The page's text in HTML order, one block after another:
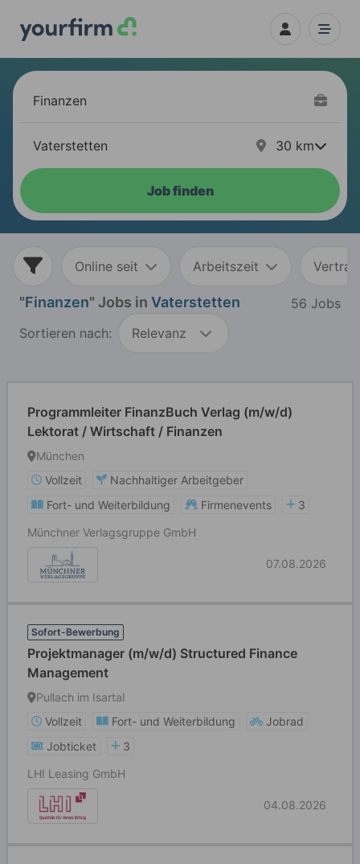
30 km
Job finden
Online seit Arbeitszeit
"Finanzen" Jobs in Vaterstetten
56 Jobs
Sortieren nach:
Relevanz
Programmleiter FinanzBuch Verlag (m/w/d)
Lektorat / Wirtschaft / Finanzen
München
Vollzeit
Nachhaltiger Arbeitgeber
Fort- und Weiterbildung
Firmenevents
3
Münchner Verlagsgruppe GmbH
07.08.2026
Sofort-Bewerbung
Projektmanager (m/w/d) Structured Finance
Management
Pullach im Isartal
Vollzeit
Fort- und Weiterbildung
Jobrad
Jobticket
3
LHI Leasing GmbH
04.08.2026